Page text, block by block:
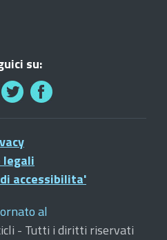
su:
legali
accessibilita'
al
- Tutti i diritti riservati